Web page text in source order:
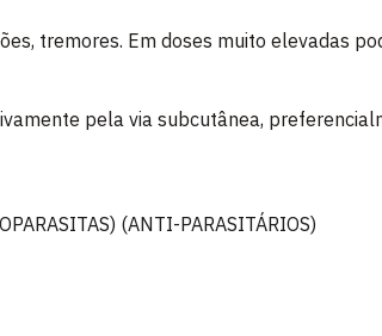
tremores. Em doses muito elevadas
pela via subcutânea,
(ANTI-PARASITÁRIOS)